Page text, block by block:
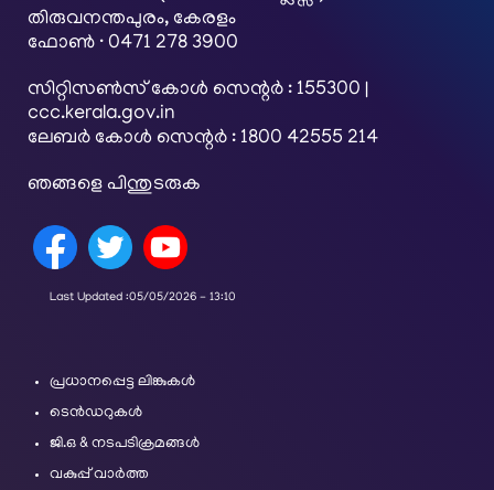
തിരുവനന്തപുരം, കേരളം
ഫോൺ · 0471 278 3900
സിറ്റിസൺസ് കോൾ സെന്റർ : 155300 |
ccc.kerala.gov.in
ലേബർ കോൾ സെന്റർ : 1800 42555 214
ഞങ്ങളെ പിന്തുടരുക
Last Updated :05/05/2026 - 13:10
പ്രധാനപ്പെട്ട ലിങ്കുകൾ
ടെൻഡറുകൾ
ജി.ഒ & നടപടിക്രമങ്ങൾ
വകുപ്പ് വാർത്ത